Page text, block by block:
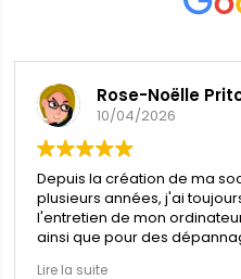
Rose-Noëlle
10/04/2026
Depuis la création de ma
plusieurs années, j'ai
l'entretien de mon
ainsi que pour des
Lire la suite